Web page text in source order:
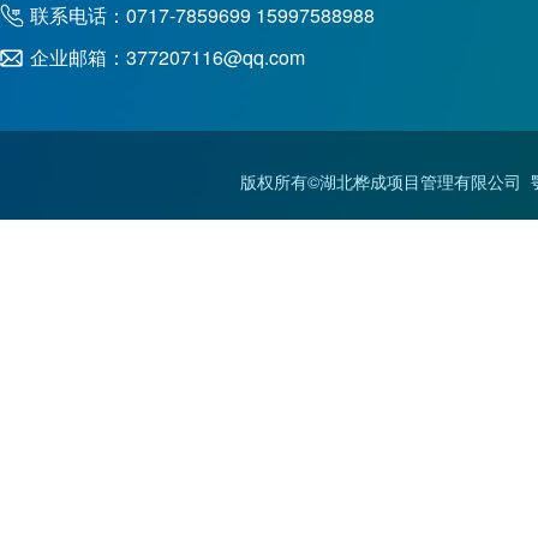
联系电话：0717-7859699 15997588988
企业邮箱：377207116@qq.com
版权所有©湖北桦成项目管理有限公司